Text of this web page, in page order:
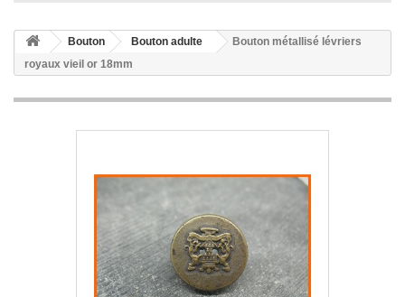
Bouton Bouton adulte
Bouton métallisé lévriers
royaux vieil or 18mm